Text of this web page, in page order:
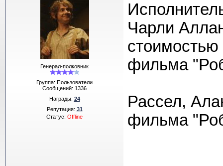
Генерал-полковник
Группа: Пользователи
Сообщений:1336
Награды:24
Репутация:31
Статус:Offline
Чарли
фильма
Рассел,
фильма